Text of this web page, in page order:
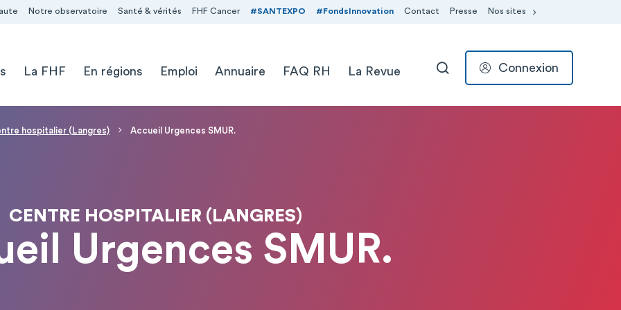
Notre observatoire Santé & vérités FHF Cancer #SANTEXPO #FondsInnovation Contact Presse Nos sites
La FHF En régions Emploi Annuaire FAQ RH La Revue RECHERCHER
Connexion
hospitalier (Langres) Accueil Urgences SMUR.
CENTRE HOSPITALIER (LANGRES)
Urgences SMUR.